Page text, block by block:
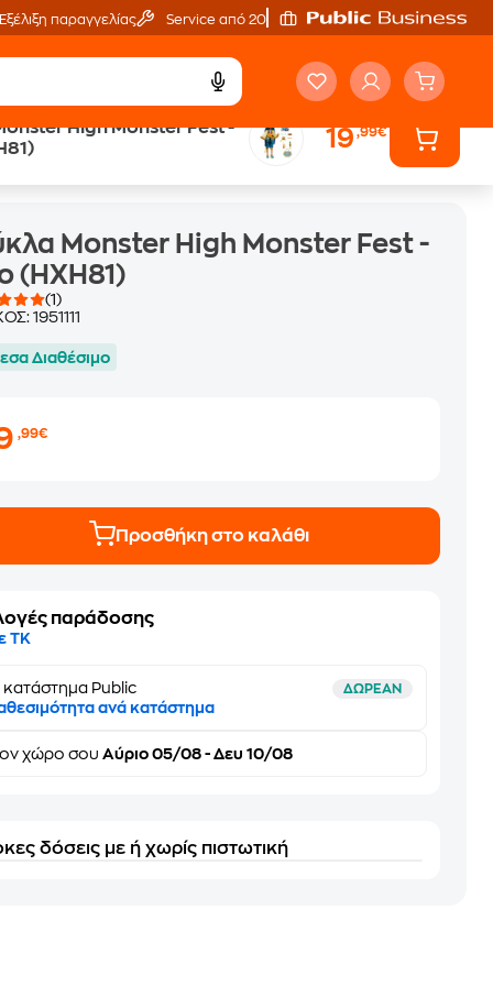
Εξέλιξη παραγγελίας Service από 20'
High Monster Fest -
19,99€
Monster High Monster Fest -
(HXH81)
(1)
1951111
Διαθέσιμο
,99€
Προσθήκη στο καλάθι
παράδοσης
ΤΚ
κατάστημα Public ΔΩΡΕΑΝ
ανά κατάστημα
χώρο σου Αύριο 05/08 - Δευ 10/08
δόσεις με ή χωρίς πιστωτική